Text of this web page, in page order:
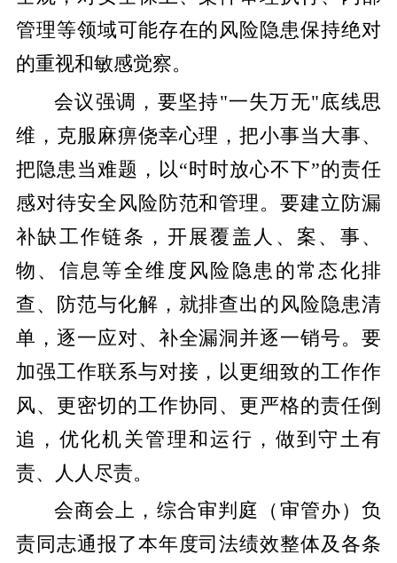
管理等领域可能存在的风险隐患保持绝对
的重视和敏感觉察。
会议强调，要坚持"一失万无"底线思
维，克服麻痹侥幸心理，把小事当大事、
把隐患当难题，以“时时放心不下”的责任
感对待安全风险防范和管理。要建立防漏
补缺工作链条，开展覆盖人、案、事、
物、信息等全维度风险隐患的常态化排
查、防范与化解，就排查出的风险隐患清
单，逐一应对、补全漏洞并逐一销号。要
加强工作联系与对接，以更细致的工作作
风、更密切的工作协同、更严格的责任倒
追，优化机关管理和运行，做到守土有
责、人人尽责。
会商会上，综合审判庭（审管办）负
责同志通报了本年度司法绩效整体及各条